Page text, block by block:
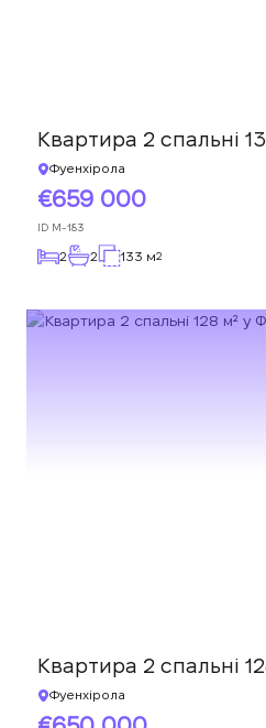
Квартира 2 спальні
Фуенхірола
659 000
ID M-183
2 2 133 м2
Квартира 2 спальні
Фуенхірола